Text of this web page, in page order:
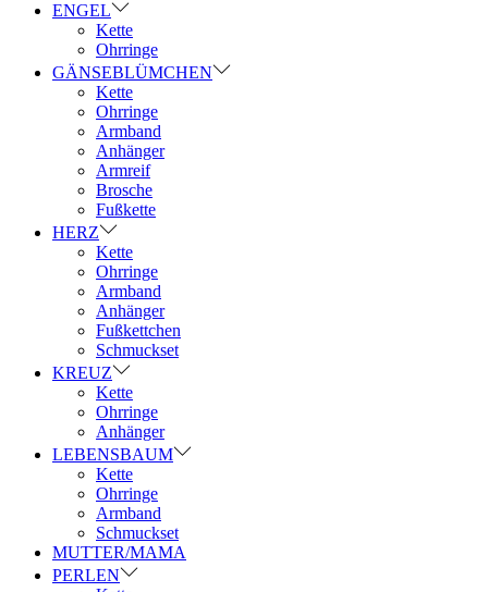
ENGEL
Kette
Ohrringe
GÄNSEBLÜMCHEN
Kette
Ohrringe
Armband
Anhänger
Armreif
Brosche
Fußkette
HERZ
Kette
Ohrringe
Armband
Anhänger
Fußkettchen
Schmuckset
KREUZ
Kette
Ohrringe
Anhänger
LEBENSBAUM
Kette
Ohrringe
Armband
Schmuckset
MUTTER/MAMA
PERLEN